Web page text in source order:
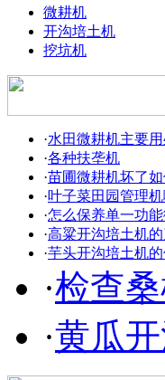
微耕机
开沟培土机
挖坑机
·水田微耕机主要
·各种扶垄机
·苗圃微耕机坏了
·叶子菜田园管理
·怎么保养单一功
·高粱开沟培土机
·芋头开沟培土机
·检查
·黄瓜